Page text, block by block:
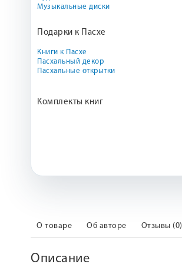
Музыкальные диски
Подарки к Пасхе
Книги к Пасхе
Пасхальный декор
Пасхальные открытки
Комплекты книг
О товаре Об авторе Отзывы (0)
Описание